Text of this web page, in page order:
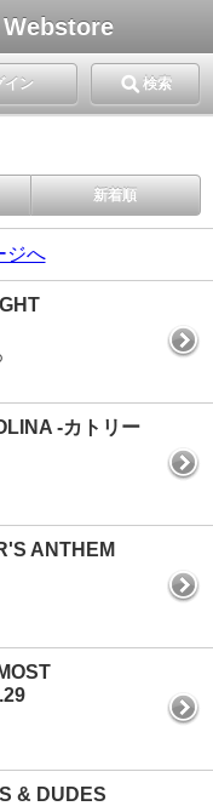
イン 検索
新着順
ジへ
-カトリー
ANTHEM
& DUDES